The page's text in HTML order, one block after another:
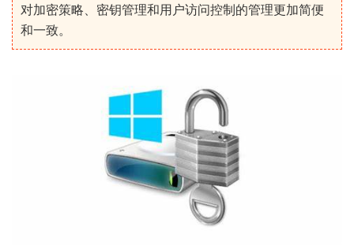
对加密策略、密钥管理和用户访问控制的管理更加简便
和一致。